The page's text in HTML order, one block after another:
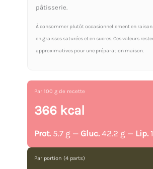
pâtisserie.
À consommer plutôt occasionnellement en raison
en graisses saturées et en sucres. Ces valeurs
approximatives pour une préparation maison.
Par 100 g de recette
366 kcal
Prot. 5.7 g — Gluc. 42.2 g — Lip.
Par portion (4 parts)